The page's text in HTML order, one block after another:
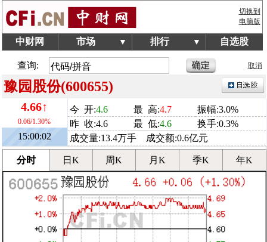
切换到
电脑版
中财网 市场 ▼ 排行 ▼ 自选股
查询: 取消
豫园股份(600655)
4.66↑
0.06/1.30%
15:00:02
今 开:4.6 最 高:4.7
振幅:3.0%
昨 收:4.6
最 低:4.6
换手:0.3%
成交量:13.4万手 成交额:0.6亿元
分时 日K 周K 月K 季K 年K